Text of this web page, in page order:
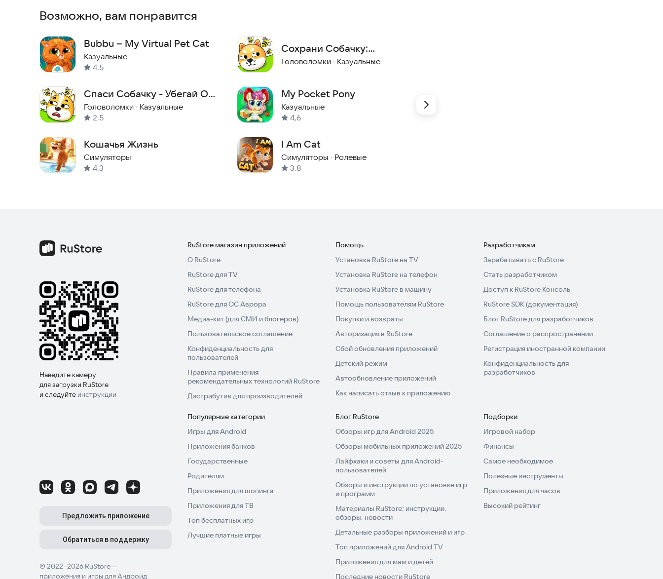
Возможно, вам понравится
Bubbu – My Virtual Pet Cat
Казуальные
4,5
Спаси Собачку - Убегай От
Пчел
Головоломки · Казуальные
2,5
Кошачья Жизнь
Симуляторы
4,3
Сохрани Собачку:
Головоломка!
Головоломки · Казуальные
My Pocket Pony
Казуальные
4,6
I Am Cat
Симуляторы · Ролевые
3,8
Наведите камеру
для загрузки RuStore
и следуйте инструкции
© 2022–2026 RuStore —
приложения и игры для Андроид
Предложить приложение
Обратиться в поддержку
RuStore магазин приложений
О RuStore
RuStore для TV
RuStore для телефона
RuStore для ОС Аврора
Медиа-кит (для СМИ и блогеров)
Пользовательское соглашение
Конфиденциальность для
пользователей
Правила применения
рекомендательных технологий RuStore
Дистрибутив для производителей
Помощь
Установка RuStore на TV
Установка RuStore на телефон
Установка RuStore в машину
Помощь пользователям RuStore
Покупки и возвраты
Авторизация в RuStore
Сбой обновления приложений
Детский режим
Автообновление приложений
Как написать отзыв к приложению
Разработчикам
Зарабатывать с RuStore
Стать разработчиком
Доступ к RuStore Консоль
RuStore SDK (документация)
Блог RuStore для разработчиков
Соглашение о распространении
Регистрация иностранной компании
Конфиденциальность для
разработчиков
Популярные категории
Игры для Android
Приложения банков
Государственные
Родителям
Приложения для шопинга
Приложения для ТВ
Топ бесплатных игр
Лучшие платные игры
Блог RuStore
Обзоры игр для Android 2025
Обзоры мобильных приложений 2025
Лайфхаки и советы для Android-
пользователей
Обзоры и инструкции по установке игр
и программ
Материалы RuStore: инструкции,
обзоры, новости
Детальные разборы приложений и игр
Топ приложений для Android TV
Приложения для мам и детей
Последние новости RuStore
Подборки
Игровой набор
Финансы
Самое необходимое
Полезные инструменты
Приложения для часов
Высокий рейтинг